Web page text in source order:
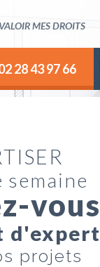
MES DROITS
28 43 97 66
vous
d'expert
projets